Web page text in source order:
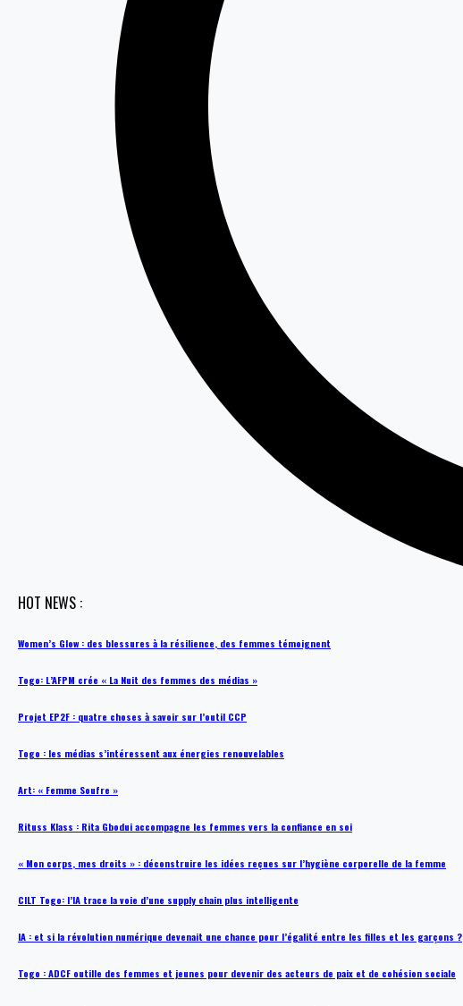
HOT NEWS :
Women’s Glow : des blessures à la résilience, des femmes témoignent
Togo: L’AFPM crée « La Nuit des femmes des médias »
Projet EP2F : quatre choses à savoir sur l’outil CCP
Togo : les médias s’intéressent aux énergies renouvelables
Art: « Femme Soufre »
Rituss Klass : Rita Gbodui accompagne les femmes vers la confiance en soi
« Mon corps, mes droits » : déconstruire les idées reçues sur l’hygiène corporelle de la femme
CILT Togo: l’IA trace la voie d’une supply chain plus intelligente
IA : et si la révolution numérique devenait une chance pour l’égalité entre les filles et les garçons ?
Togo : ADCF outille des femmes et jeunes pour devenir des acteurs de paix et de cohésion sociale